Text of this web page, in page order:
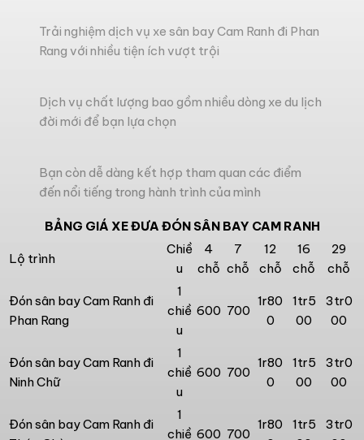
Trải nghiệm dịch vụ xe sân bay Cam Ranh đi Phan
Rang với nhiều tiện ích vượt trội
Dịch vụ chất lượng bao gồm nhiều dòng xe du lịch
đời mới để bạn lựa chọn
Bạn còn dễ dàng kết hợp tham quan các điểm
đến nổi tiếng trong hành trình của mình
BẢNG GIÁ XE ĐƯA ĐÓN SÂN BAY CAM RANH
Lộ trình
Chiề
u
4
chỗ
7
chỗ
12
chỗ
16
chỗ
29
chỗ
Đón sân bay Cam Ranh đi
Phan Rang
1
chiề
u
600 700
1r80
0
1tr5
00
3tr0
00
Đón sân bay Cam Ranh đi
Ninh Chữ
1
chiề
u
600 700
1r80
0
1tr5
00
3tr0
00
Đón sân bay Cam Ranh đi
1
chiề 600 700
1r80
1tr5
3tr0